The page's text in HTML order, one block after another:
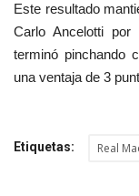
Este resultado
Carlo Ancelotti
terminó pinchando
una ventaja de 3
Etiquetas: Real